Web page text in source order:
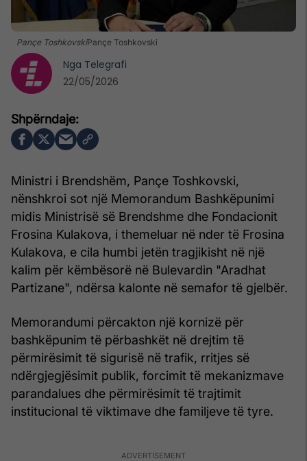
Pançe ToshkovskiPançe Toshkovski
Ministri i Brendshëm, Pançe Toshkovski,
nënshkroi sot një Memorandum Bashkëpunimi
midis Ministrisë së Brendshme dhe Fondacionit
Frosina Kulakova, i themeluar në nder të Frosina
Kulakova, e cila humbi jetën tragjikisht në një
kalim për këmbësorë në Bulevardin "Aradhat
Partizane", ndërsa kalonte në semafor të gjelbër.
Memorandumi përcakton një kornizë për
bashkëpunim të përbashkët në drejtim të
përmirësimit të sigurisë në trafik, rritjes së
ndërgjegjësimit publik, forcimit të mekanizmave
parandalues dhe përmirësimit të trajtimit
institucional të viktimave dhe familjeve të tyre.
Nga Telegrafi
22/05/2026